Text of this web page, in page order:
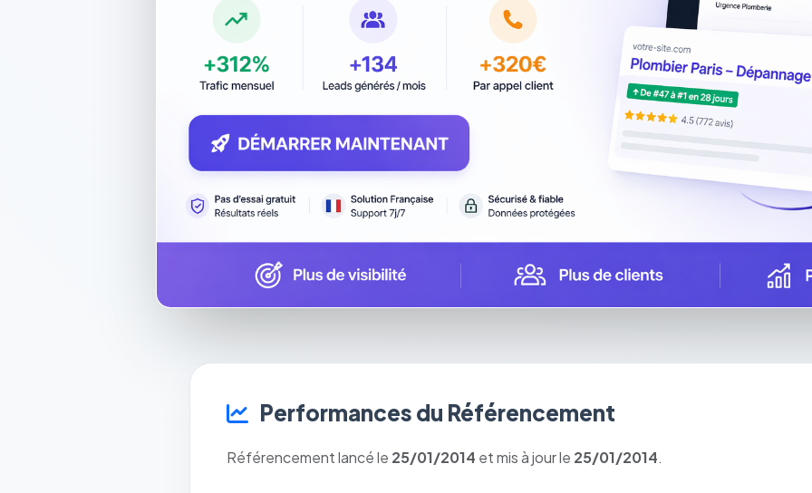
Performances du Référencement
Référencement lancé le 25/01/2014 et mis à jour le 25/01/2014.